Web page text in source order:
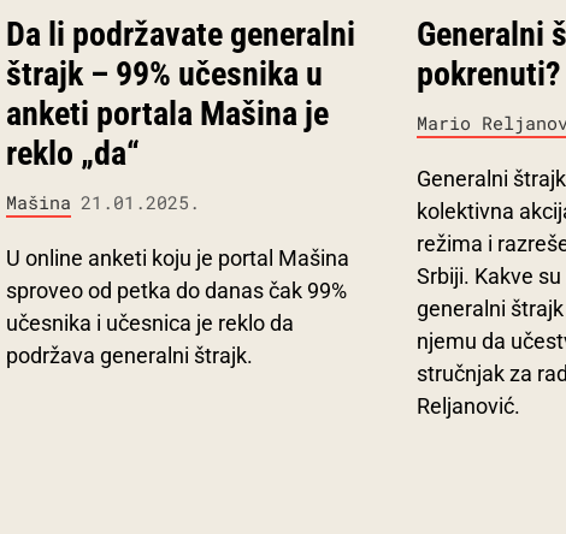
Da li podržavate generalni
štrajk – 99% učesnika u
anketi portala Mašina je
reklo „da“
Mašina 21.01.2025.
U online anketi koju je portal Mašina
sproveo od petka do danas čak 99%
učesnika i učesnica je reklo da
podržava generalni štrajk.
Generalni
pokrenuti?
Mario
Generalni
kolektivna
režima i
Srbiji. Kakve
generalni
njemu da
stručnjak za
Reljanović.